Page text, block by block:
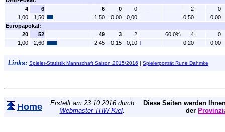
4
6 6 0 0 2
0
1,00
1,50 1,50 0,00 0,00 0,50
0,00
Europapokal:
20
52 49 3 2 60,0% 4
0
1,00
2,60 2,45 0,15 0,10 0,20 0,00
Links: Spieler-Statistik Mannschaft Saison 2015/2016 | Spielerporträt Rune Dahmke
Home
Erstellt am 23.10.2016 durch
Webmaster THW Kiel.
Diese Seiten werden
der